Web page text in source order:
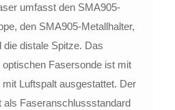
umfasst den SMA905-
den SMA905-Metallhalter,
distale Spitze. Das
Fasersonde ist mit
Luftspalt ausgestattet. Der
als Faseranschlussstandard